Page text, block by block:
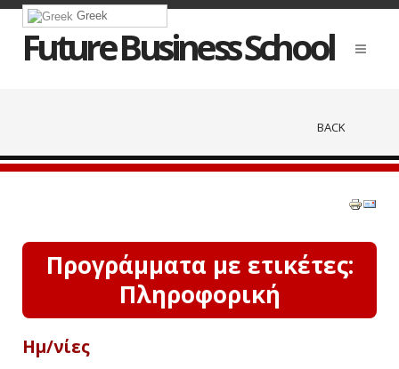
Greek
Future Business School
BACK
Προγράμματα με ετικέτες:
Πληροφορική
Ημ/νίες